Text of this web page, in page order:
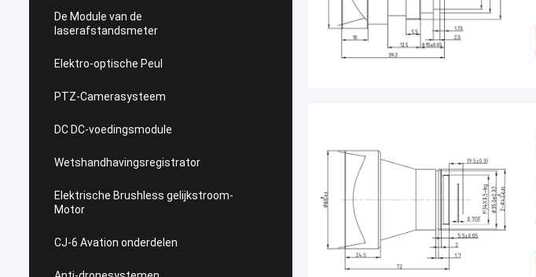
De Module van de
laserafstandsmeter
Elektro-optische Peul
PTZ-Camerasysteem
DC DC-voedingsmodule
Wetshandhavingsregistrator
Elektrische Brushless gelijkstroom-
Motor
CJ-6 Avation onderdelen